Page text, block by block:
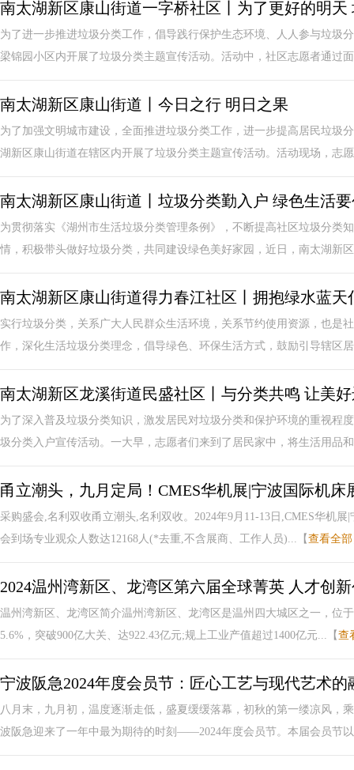
南太湖新区康山街道一字桥社区丨为了更好的明天
为了进一步推进垃圾分类工作，倡导践行保护生态环境、人人参与垃圾
梁锦园小区内开展了垃圾分类主题宣传活动。活动中，社区志愿者通过
南太湖新区康山街道丨今日之行 明日之果
为了加强文明城市建设，全面推进垃圾分类工作，进一步提高居民垃圾
湖新区康山街道在辖区内开展了垃圾分类主题宣传活动。活动现场，志
南太湖新区康山街道丨垃圾分类勤入户 绿色生活
为贯彻落实《湖州市生活垃圾分类管理条例》，不断提高社区垃圾分类
情，积极带头做好垃圾分类，共同建设绿色美好家园，近日，南太湖新
南太湖新区康山街道得力春江社区丨拥抱绿水蓝天
实行垃圾分类，关系广大人民群众生活环境，关系节约使用资源，也是
作，深化生活垃圾分类理念，倡导绿色、环保生活方式，鼓励引导辖区
南太湖新区龙溪街道民盛社区丨与分类共鸣 让美
为了深入普及垃圾分类知识，激发居民对垃圾分类和保护环境的重视程
圾分类入户宣传活动。一大早，志愿者们来到了居民家中，将生活用品
甬立潮头，九月定局！CMES华机展|宁波国际机床
采购盛会,名利双收甬立潮头,名利双收。2024年9月11-13日,CMES华机
会到场专业观众人数达12168人(*去重,不含展商、工作人员)...【 查看全部
2024温州湾新区、龙湾区第六届全球菁英 人才创
温州湾新区、龙湾区简介温州湾新区、龙湾区是温州四大城区之一，位
5.6%，突破900亿大关、达922.43亿元;规上工业产值超过1400亿元...【 查
宁波阪急2024年度会员节：匠心工艺与现代艺术的
八月末，九月初，温度逐渐走低，盛夏缓缓落幕，初秋的第一缕凉风，
波阪急迎来了一年中最为期待的时刻——2024年度会员节。本届会员节